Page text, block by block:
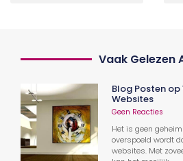
Vaak Gelezen
Blog Posten
Websites
Geen Reacties
Het is geen
overspoeld wordt
websites. Met